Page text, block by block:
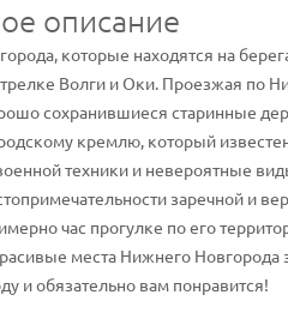
описание
которые находятся на
Волги и Оки. Проезжая по
сохранившиеся старинные
кремлю, который
техники и невероятные
заречной и
час прогулке по его
места Нижнего
и обязательно вам понравится!